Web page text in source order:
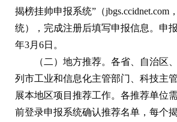
揭榜挂帅申报系统”（jbgs.ccidnet.com
统），完成注册后填写申报信息。申
年3月6日。
（二）地方推荐。 各省、自治区
列市工业和信息化主管部门、科技主
展本地区项目推荐工作。各推荐单位
前登录申报系统确认推荐名单，每个